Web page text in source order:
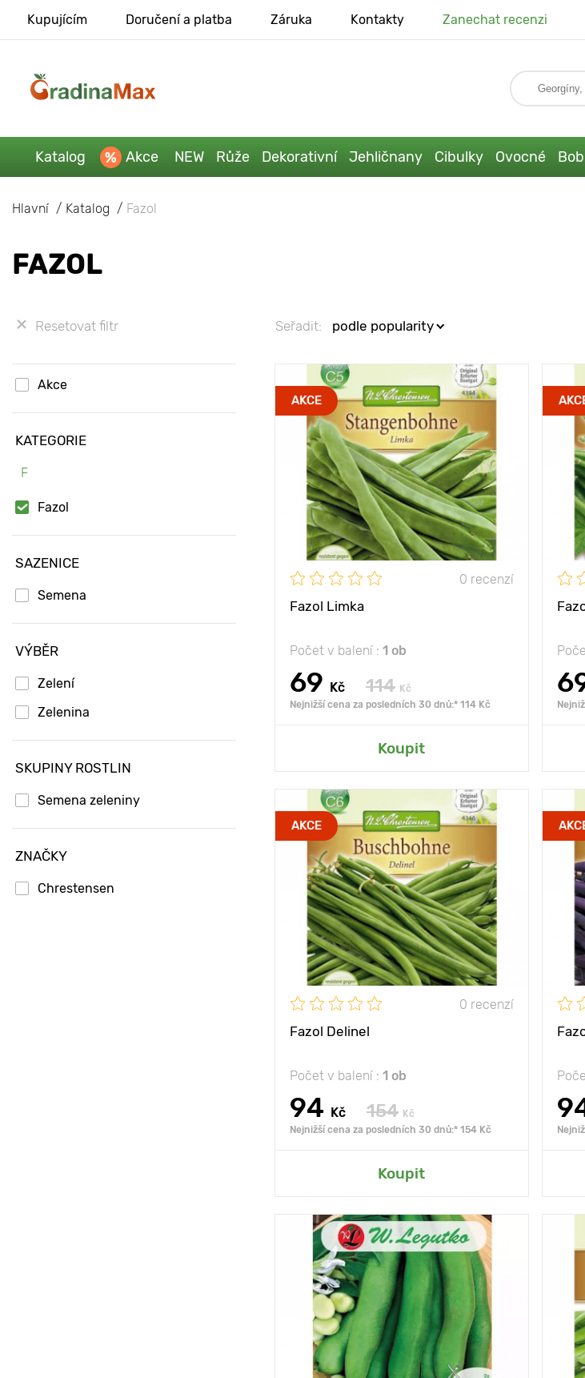
Kupujícím Doručení a platba Záruka Kontakty Zanechat recenzi
Katalog Akce NEW Růže Dekorativní Jehličnany Cibulky Ovocné
Hlavní Katalog Fazol
FAZOL
Resetovat filtr
Akce
KATEGORIE
F
Fazol
SAZENICE
Semena
VÝBĚR
Zelení
Zelenina
SKUPINY ROSTLIN
Semena zeleniny
ZNAČKY
Chrestensen
Seřadit: podle popularity
AKCE
0 recenzí
Fazol Limka
Počet v balení : 1 ob
69 Kč 114 Kč
Nejnižší cena za posledních 30 dnů:* 114 Kč
Koupit
Poloha slunečné místo
Vlastnosti
lusky jsou velmi
ploché a dlouhé
Výška rostliny 160 - 180 cm
Vzdálenost mezi
rostlinami
50 х 80 cm
Přidat do mé zahrady
AKCE
0 recenzí
Fazol Delinel
Počet v balení : 1 ob
94 Kč 154 Kč
Nejnižší cena za posledních 30 dnů:* 154 Kč
Koupit
Poloha slunce, polostín
Vlastnosti lahodná pochoutka
Výška rostliny 35 - 45 cm
Vzdálenost mezi
rostlinami
10 х 40 cm
Přidat do mé zahrady
Poloha slunce
Vlastnosti
úrodná odrůda s
velkými semeny
Výška rostliny 80 - 100 cm
Vzdálenost mezi
rostlinami
40 х 30